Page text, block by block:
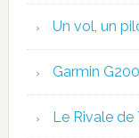
Un vol, un
Garmin
Le Rivale de